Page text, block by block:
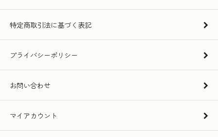
特定商取引法に基づく表記
プライバシーポリシー
お問い合わせ
マイアカウント